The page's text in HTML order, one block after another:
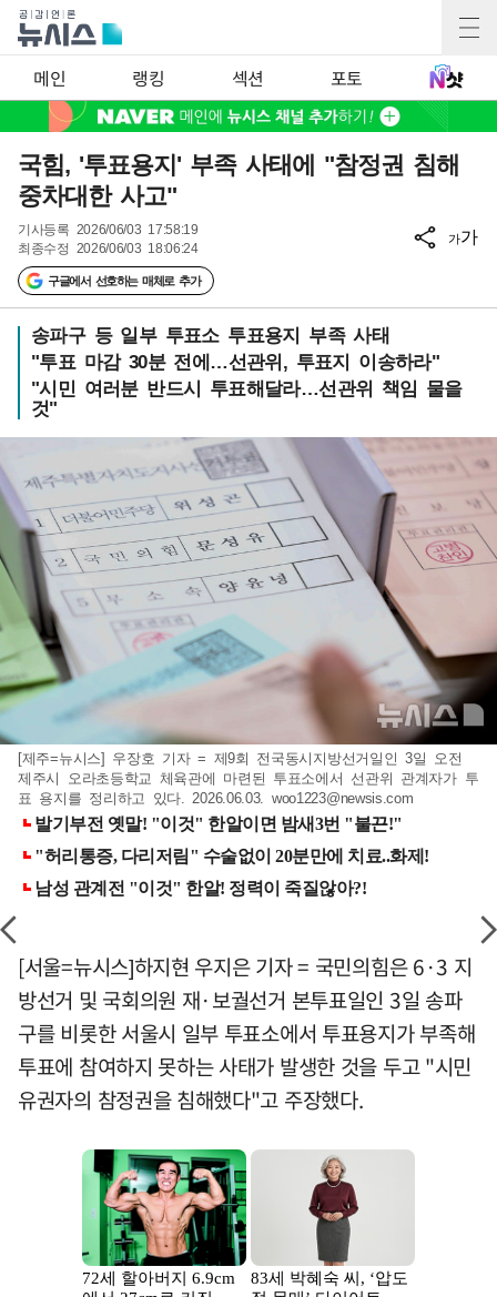
메인 랭킹 섹션 포토
국힘, '투표용지' 부족 사태에 "참정권 침해
중차대한 사고"
기사등록 2026/06/03 17:58:19
최종수정 2026/06/03 18:06:24
구글에서 선호하는 매체로 추가
가가
송파구 등 일부 투표소 투표용지 부족 사태
"투표 마감 30분 전에…선관위, 투표지 이송하라"
"시민 여러분 반드시 투표해달라…선관위 책임 물을
것"
[제주=뉴시스] 우장호 기자 = 제9회 전국동시지방선거일인 3일 오전
제주시 오라초등학교 체육관에 마련된 투표소에서 선관위 관계자가 투
표 용지를 정리하고 있다. 2026.06.03. woo1223@newsis.com
[서울=뉴시스]하지현 우지은 기자 = 국민의힘은 6·3 지
방선거 및 국회의원 재·보궐선거 본투표일인 3일 송파
구를 비롯한 서울시 일부 투표소에서 투표용지가 부족해
투표에 참여하지 못하는 사태가 발생한 것을 두고 "시민
유권자의 참정권을 침해했다"고 주장했다.